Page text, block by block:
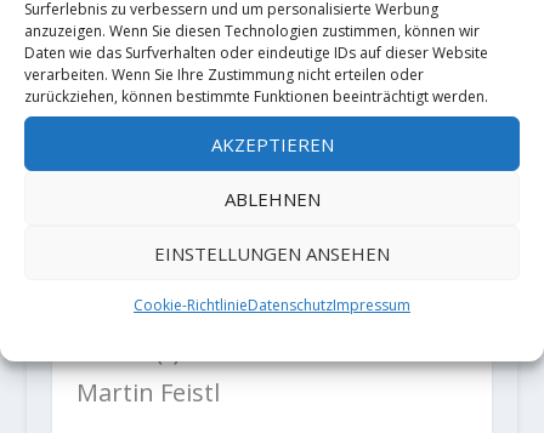
Surferlebnis zu verbessern und um personalisierte Werbung
anzuzeigen. Wenn Sie diesen Technologien zustimmen, können wir
Daten wie das Surfverhalten oder eindeutige IDs auf dieser Website
verarbeiten. Wenn Sie Ihre Zustimmung nicht erteilen oder
zurückziehen, können bestimmte Funktionen beeinträchtigt werden.
AKZEPTIEREN
ABLEHNEN
EINSTELLUNGEN ANSEHEN
Cookie-RichtlinieDatenschutzImpressum
Jetzt nur noch fünfmal abseilen,
und wieder durch die Nacht zum
Auto zurück stolpern, in München
mit dem ganzen Geraffel in den Zug
und ab nach… Konstein.
Test:„Alpinfabrik“ Martin Feistl
Martin Feistl